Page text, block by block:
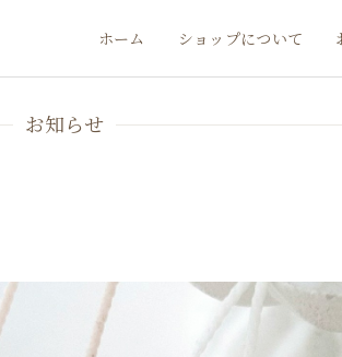
ホーム ショップについて
お知らせ